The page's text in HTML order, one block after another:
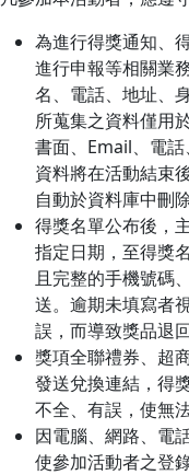
為進行得獎通知、
進行申報等相關業
名、電話、地址、
所蒐集之資料僅用
書面、Email、電
資料將在活動結束
自動於資料庫中刪除
得獎名單公布後，
指定日期，至得獎
且完整的手機號碼
送。逾期未填寫者
誤，而導致獎品退
獎項全聯禮券、超
發送兌換連結，得
不全、有誤，使無
因電腦、網路、電
使參加活動者之登